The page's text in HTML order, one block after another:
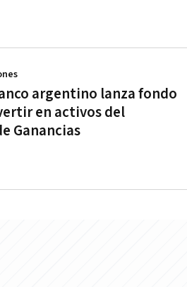
argentino lanza fondo
en activos del
Ganancias